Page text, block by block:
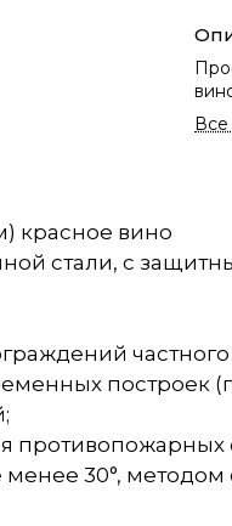
Все
красное вино
стали, с
построек
менее 30°,